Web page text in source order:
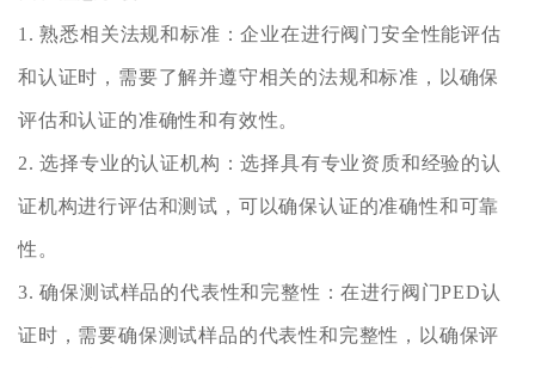
1. 熟悉相关法规和标准：企业在进行阀门安全性能评估
和认证时，需要了解并遵守相关的法规和标准，以确保
评估和认证的准确性和有效性。
2. 选择专业的认证机构：选择具有专业资质和经验的认
证机构进行评估和测试，可以确保认证的准确性和可靠
性。
3. 确保测试样品的代表性和完整性：在进行阀门PED认
证时，需要确保测试样品的代表性和完整性，以确保评